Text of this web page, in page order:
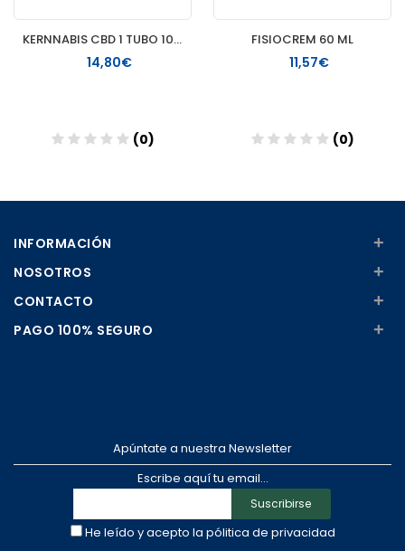
KERNNABIS CBD 1 TUBO 100 ML
14,80€
(0)
FISIOCREM 60 ML
11,57€
(0)
INFORMACIÓN +
NOSOTROS +
CONTACTO +
PAGO 100% SEGURO +
Apúntate a nuestra Newsletter
Escribe aquí tu email...
Suscribirse
He leído y acepto la pólitica de privacidad